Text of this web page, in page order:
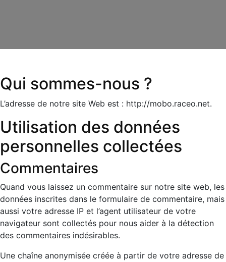
Qui sommes-nous ?
L’adresse de notre site Web est : http://mobo.raceo.net.
Utilisation des données
personnelles collectées
Commentaires
Quand vous laissez un commentaire sur notre site web, les
données inscrites dans le formulaire de commentaire, mais
aussi votre adresse IP et l’agent utilisateur de votre
navigateur sont collectés pour nous aider à la détection
des commentaires indésirables.
Une chaîne anonymisée créée à partir de votre adresse de